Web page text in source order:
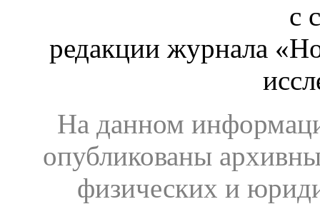
с
редакции журнала
На данном
опубликованы
физических и